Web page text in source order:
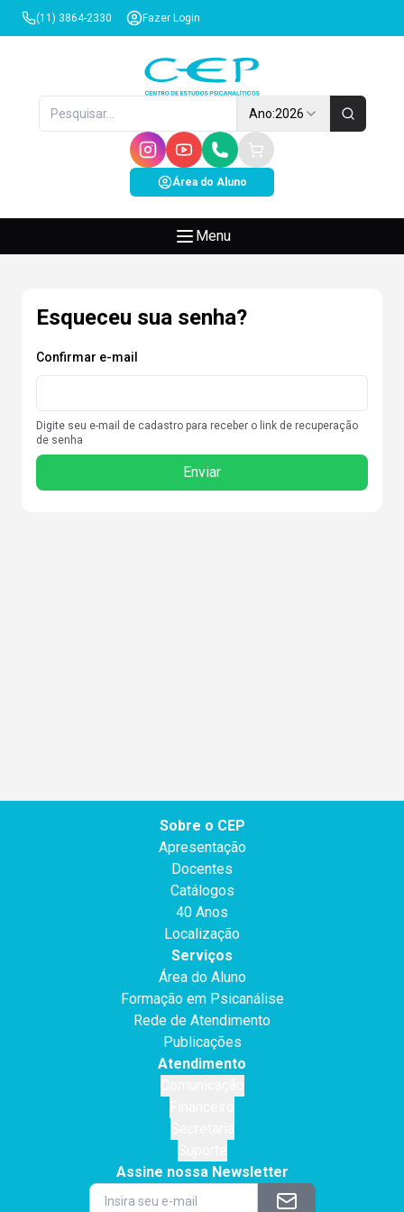
(11) 3864-2330 Fazer Login
Ano:2026
Área do Aluno
Menu
Esqueceu sua senha?
Confirmar e-mail
Digite seu e-mail de cadastro para receber o link de recuperação
de senha
Enviar
Sobre o CEP
Apresentação
Docentes
Catálogos
40 Anos
Localização
Serviços
Área do Aluno
Formação em Psicanálise
Rede de Atendimento
Publicações
Atendimento
Assine nossa Newsletter